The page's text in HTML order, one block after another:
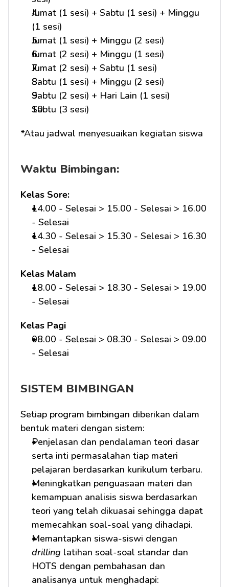
Jumat (1 sesi) + Sabtu (1 sesi) + Minggu
(1 sesi)
Jumat (1 sesi) + Minggu (2 sesi)
Jumat (2 sesi) + Minggu (1 sesi)
Jumat (2 sesi) + Sabtu (1 sesi)
Sabtu (1 sesi) + Minggu (2 sesi)
Sabtu (2 sesi) + Hari Lain (1 sesi)
Sabtu (3 sesi)
*Atau jadwal menyesuaikan kegiatan siswa
Waktu Bimbingan:
Kelas Sore:
14.00 - Selesai > 15.00 - Selesai > 16.00
- Selesai
14.30 - Selesai > 15.30 - Selesai > 16.30
- Selesai
Kelas Malam
18.00 - Selesai > 18.30 - Selesai > 19.00
- Selesai
Kelas Pagi
08.00 - Selesai > 08.30 - Selesai > 09.00
- Selesai
SISTEM BIMBINGAN
Setiap program bimbingan diberikan dalam
bentuk materi dengan sistem:
Penjelasan dan pendalaman teori dasar
serta inti permasalahan tiap materi
pelajaran berdasarkan kurikulum terbaru.
Meningkatkan penguasaan materi dan
kemampuan analisis siswa berdasarkan
teori yang telah dikuasai sehingga dapat
memecahkan soal-soal yang dihadapi.
drilling latihan soal-soal standar dan
HOTS dengan pembahasan dan
analisanya untuk menghadapi: